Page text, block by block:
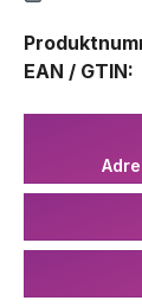
EAN / GTIN: